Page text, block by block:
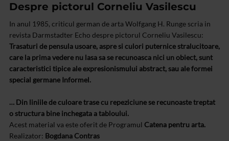
Despre pictorul Corneliu Vasilescu
In anul 1985, criticul german de arta Wolfgang H. Runge scria in
revista Darmstadter Echo despre pictorul Corneliu Vasilescu:
Trasaturi de pensula usoare, aspre si culori puternice stralucitoare,
care la prima vedere nu lasa sa se recunoasca nici un obiect, sunt
caracteristici tipice ale expresionismului abstract, sau ale formei
special germane Informel.
… Din liniile de culoare trase cu repeziciune se recunoaste treptat
o structura bine inchegata a tabloului.
Acest material va este oferit de Programul Catena pentru arta.
Realizator: Bogdana Contras